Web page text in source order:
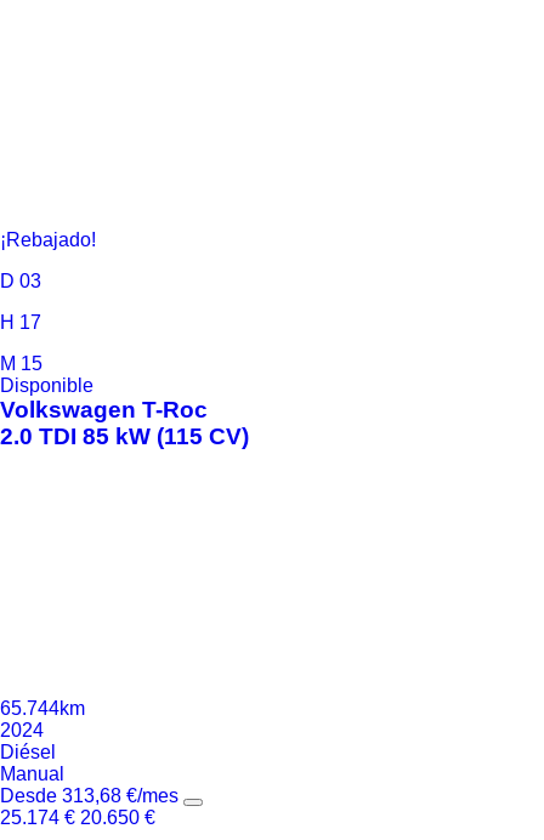
¡Rebajado!
D 03
H 17
M 15
Disponible
Volkswagen T-Roc
2.0 TDI 85 kW (115 CV)
65.744km
2024
Diésel
Manual
Desde 313,68 €/mes
25.174 € 20.650 €